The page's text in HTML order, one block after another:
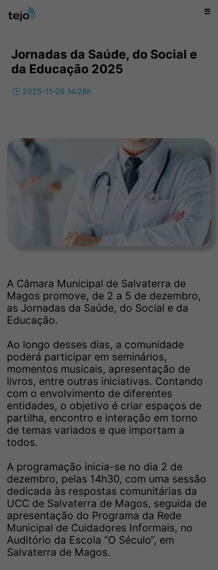
☰
Jornadas da Saúde, do Social e
da Educação 2025
🕒 2025-11-26 14:28h
A Câmara Municipal de Salvaterra de
Magos promove, de 2 a 5 de dezembro,
as Jornadas da Saúde, do Social e da
Educação.
Ao longo desses dias, a comunidade
poderá participar em seminários,
momentos musicais, apresentação de
livros, entre outras iniciativas. Contando
com o envolvimento de diferentes
entidades, o objetivo é criar espaços de
partilha, encontro e interação em torno
de temas variados e que importam a
todos.
A programação inicia-se no dia 2 de
dezembro, pelas 14h30, com uma sessão
dedicada às respostas comunitárias da
UCC de Salvaterra de Magos, seguida de
apresentação do Programa da Rede
Municipal de Cuidadores Informais, no
Auditório da Escola “O Século“, em
Salvaterra de Magos.